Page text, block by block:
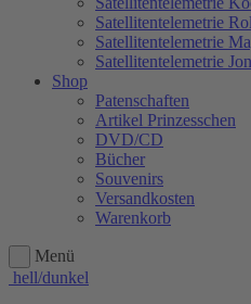
Satellitentelemetrie
Satellitentelemetrie
Satellitentelemetrie
Shop
Patenschaften
Artikel Prinzesschen
DVD/CD
Bücher
Souvenirs
Versandkosten
Warenkorb
Menü
hell/dunkel